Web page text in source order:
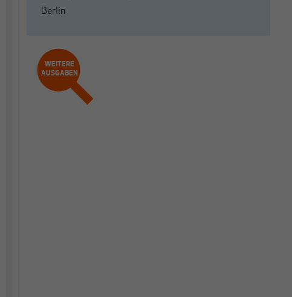
Berlin
WEITERE
AUSGABEN